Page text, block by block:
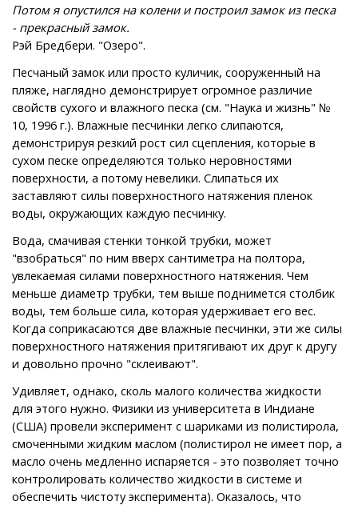
Потом я опустился на колени и построил замок из песка
- прекрасный замок.
Рэй Бредбери. "Озеро".
Песчаный замок или просто куличик, сооруженный на
пляже, наглядно демонстрирует огромное различие
свойств сухого и влажного песка (см. "Наука и жизнь" №
10, 1996 г.). Влажные песчинки легко слипаются,
демонстрируя резкий рост сил сцепления, которые в
сухом песке определяются только неровностями
поверхности, а потому невелики. Слипаться их
заставляют силы поверхностного натяжения пленок
воды, окружающих каждую песчинку.
Вода, смачивая стенки тонкой трубки, может
"взобраться" по ним вверх сантиметра на полтора,
увлекаемая силами поверхностного натяжения. Чем
меньше диаметр трубки, тем выше поднимется столбик
воды, тем больше сила, которая удерживает его вес.
Когда соприкасаются две влажные песчинки, эти же силы
поверхностного натяжения притягивают их друг к другу
и довольно прочно "склеивают".
Удивляет, однако, сколь малого количества жидкости
для этого нужно. Физики из университета в Индиане
(США) провели эксперимент с шариками из полистирола,
смоченными жидким маслом (полистирол не имеет пор, а
масло очень медленно испаряется - это позволяет точно
контролировать количество жидкости в системе и
обеспечить чистоту эксперимента). Оказалось, что